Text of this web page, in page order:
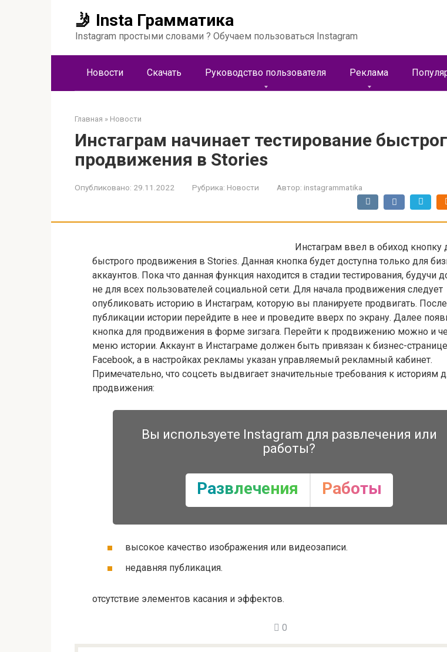
🤳 Insta Грамматика
Instagram простыми словами ? Обучаем пользоваться Instagram
Новости Скачать Руководство пользователя Реклама
Главная » Новости
Инстаграм начинает тестирование
продвижения в Stories
Опубликовано: 29.11.2022 Рубрика: Новости Автор: instagrammatika
Инстаграм ввел в обиход кнопку
быстрого продвижения в Stories. Данная кнопка будет доступна только для
аккаунтов. Пока что данная функция находится в стадии тестирования, будучи
не для всех пользователей социальной сети. Для начала продвижения следует
опубликовать историю в Инстаграм, которую вы планируете продвигать. После
публикации истории перейдите в нее и проведите вверх по экрану. Далее
кнопка для продвижения в форме зигзага. Перейти к продвижению можно и
меню истории. Аккаунт в Инстаграме должен быть привязан к бизнес-
Facebook, а в настройках рекламы указан управляемый рекламный кабинет.
Примечательно, что соцсеть выдвигает значительные требования к историям
продвижения:
Вы используете Instagram для развлечения или
работы?
Развлечения Работы
высокое качество изображения или видеозаписи.
недавняя публикация.
отсутствие элементов касания и эффектов.
0